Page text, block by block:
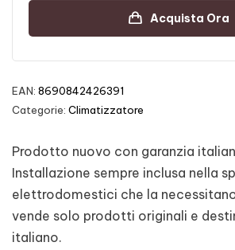
Acquista Ora
EAN: 8690842426391
Categorie: Climatizzatore
Prodotto nuovo con garanzia
Installazione sempre inclusa nella
elettrodomestici che la
vende solo prodotti originali e
italiano.